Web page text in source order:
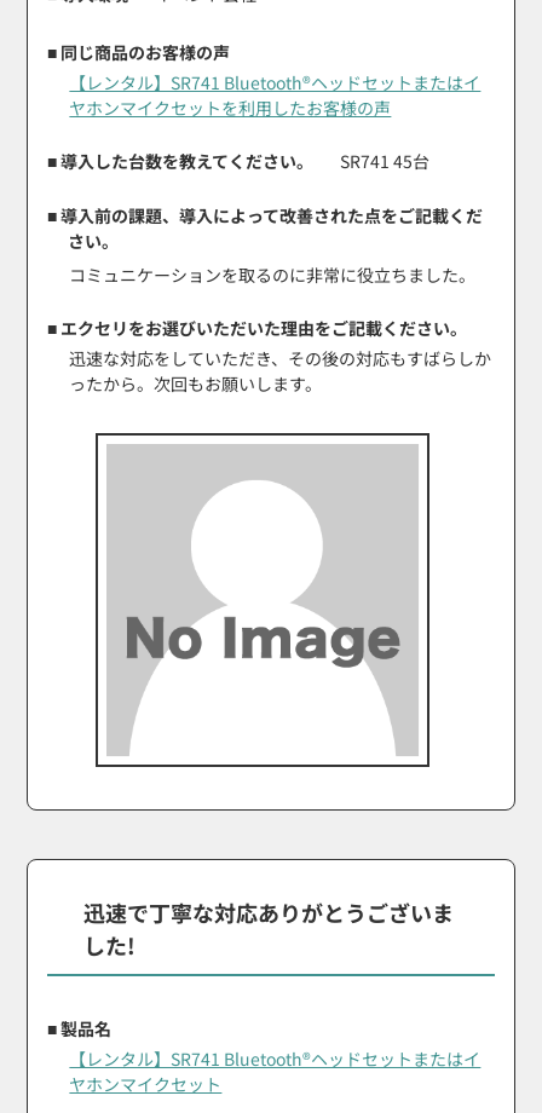
■ 同じ商品のお客様の声
【レンタル】SR741 Bluetooth®ヘッドセットまたはイ
ヤホンマイクセットを利用したお客様の声
■ 導入した台数を教えてください。 SR741 45台
■ 導入前の課題、導入によって改善された点をご記載くだ
さい。
コミュニケーションを取るのに非常に役立ちました。
■ エクセリをお選びいただいた理由をご記載ください。
迅速な対応をしていただき、その後の対応もすばらしか
ったから。次回もお願いします。
迅速で丁寧な対応ありがとうございま
した!
■ 製品名
【レンタル】SR741 Bluetooth®ヘッドセットまたはイ
ヤホンマイクセット